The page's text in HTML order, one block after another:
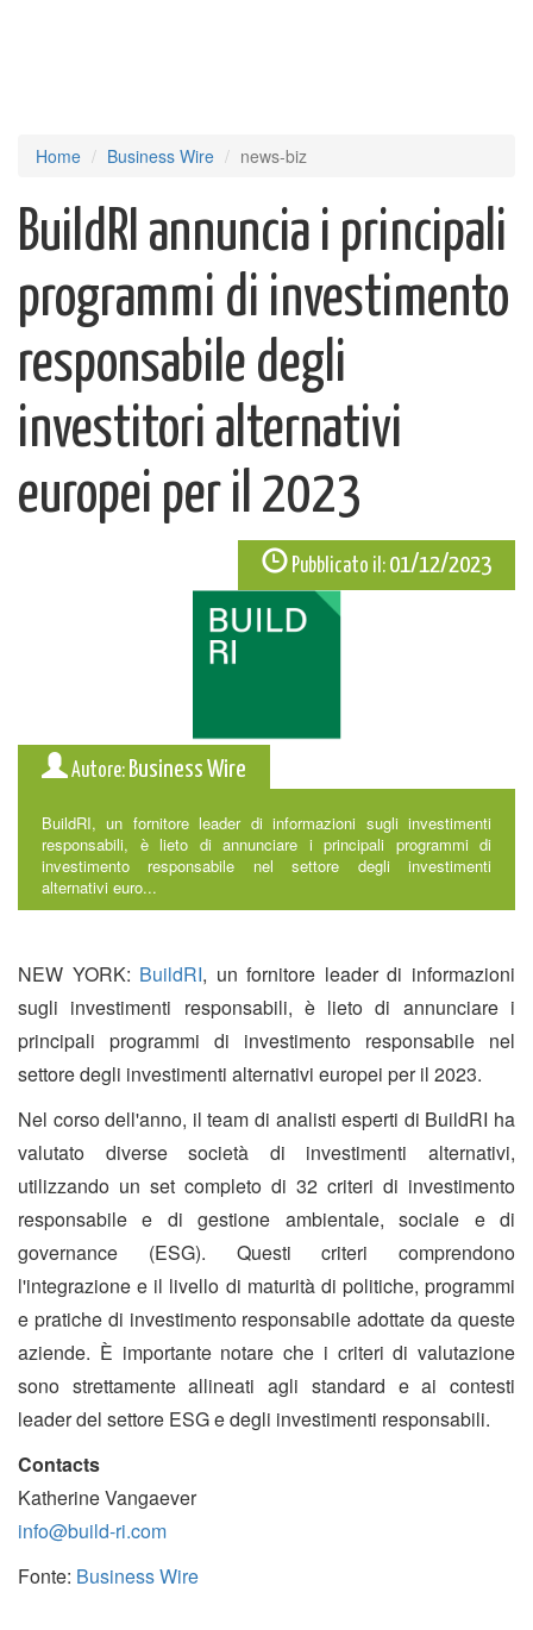
Home Business Wire news-biz
BuildRI annuncia i principali
programmi di investimento
responsabile degli
investitori alternativi
europei per il 2023
Pubblicato il: 01/12/2023
Autore: Business Wire
BuildRI, un fornitore leader di informazioni sugli investimenti
responsabili, è lieto di annunciare i principali programmi di
investimento responsabile nel settore degli investimenti
alternativi euro...
NEW YORK: BuildRI, un fornitore leader di informazioni
sugli investimenti responsabili, è lieto di annunciare i
principali programmi di investimento responsabile nel
settore degli investimenti alternativi europei per il 2023.
Nel corso dell'anno, il team di analisti esperti di BuildRI ha
valutato diverse società di investimenti alternativi,
utilizzando un set completo di 32 criteri di investimento
responsabile e di gestione ambientale, sociale e di
governance (ESG). Questi criteri comprendono
l'integrazione e il livello di maturità di politiche, programmi
e pratiche di investimento responsabile adottate da queste
aziende. È importante notare che i criteri di valutazione
sono strettamente allineati agli standard e ai contesti
leader del settore ESG e degli investimenti responsabili.
Contacts
Katherine Vangaever
info@build-ri.com
Fonte: Business Wire